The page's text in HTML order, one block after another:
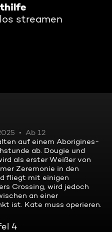
streamen
Ab 12
auf einem Aborigines-
ab. Dougie und
als erster Weißer von
Zeremonie in den
fliegt mit einigen
Crossing, wird jedoch
an einer
ist. Kate muss operieren.
4